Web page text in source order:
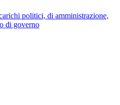
politici, di amministrazione,
di governo